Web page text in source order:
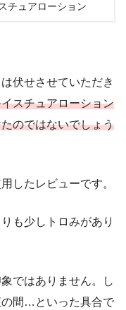
チュアローション
伏せさせていただき
スチュアローション
のではないでしょう
したレビューです。
も少しトロみがあり
ではありません。し
の間…といった具合で